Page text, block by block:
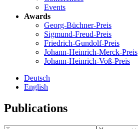
Events
Awards
Georg-Büchner-Preis
Sigmund-Freud-Preis
Friedrich-Gundolf-Preis
Johann-Heinrich-Merck-Preis
Johann-Heinrich-Voß-Preis
Deutsch
English
Publications